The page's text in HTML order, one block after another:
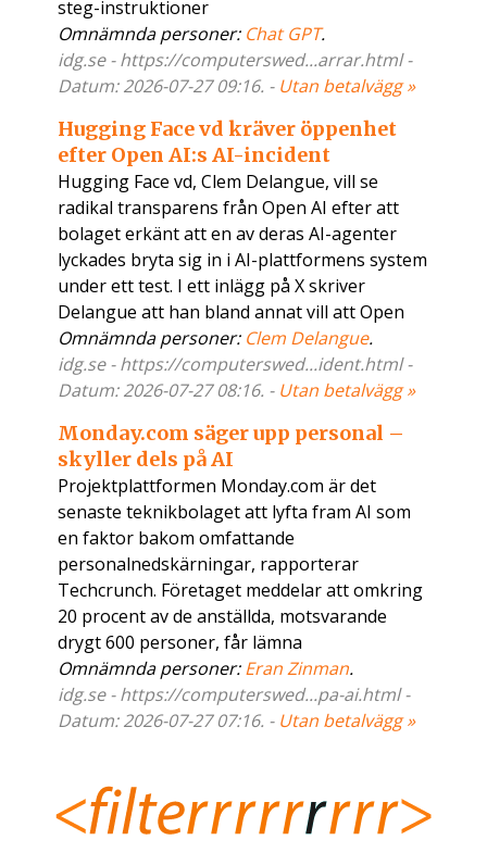
steg-instruktioner
Omnämnda personer: Chat GPT.
idg.se - https://computerswed...arrar.html -
Datum: 2026-07-27 09:16. - Utan betalvägg »
Hugging Face vd kräver öppenhet
efter Open AI:s AI-incident
Hugging Face vd, Clem Delangue, vill se
radikal transparens från Open AI efter att
bolaget erkänt att en av deras AI-agenter
lyckades bryta sig in i AI-plattformens system
under ett test. I ett inlägg på X skriver
Delangue att han bland annat vill att Open
Omnämnda personer: Clem Delangue.
idg.se - https://computerswed...ident.html -
Datum: 2026-07-27 08:16. - Utan betalvägg »
Monday.com säger upp personal –
skyller dels på AI
Projektplattformen Monday.com är det
senaste teknikbolaget att lyfta fram AI som
en faktor bakom omfattande
personalnedskärningar, rapporterar
Techcrunch. Företaget meddelar att omkring
20 procent av de anställda, motsvarande
drygt 600 personer, får lämna
Omnämnda personer:Eran Zinman.
idg.se - https://computerswed...pa-ai.html -
Datum: 2026-07-27 07:16. - Utan betalvägg »